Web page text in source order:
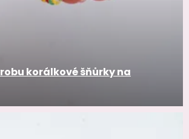
korálkové šňůrky na